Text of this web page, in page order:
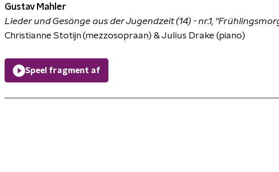
Gustav Mahler
Lieder und Gesänge aus der Jugendzeit (14) - nr.1,
Christianne Stotijn (mezzosopraan) & Julius Drake (piano)
Speel fragment af